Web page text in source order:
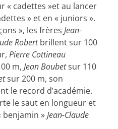
« cadettes »et au lancer
» et en « juniors ».
», les frères Jean-
Robertbrillent sur 100
Pierre Cottineau
m, Jean Boubetsur 110
sur 200 m, son
le record d’académie.
le saut en longueur et
benjamin »Jean-Claude